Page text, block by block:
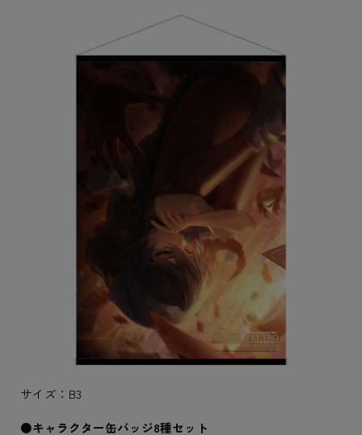
サイズ：B3
●キャラクター缶バッジ8種セット